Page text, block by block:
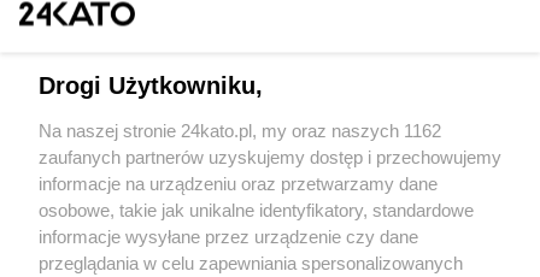
Wydawca mediów lokalnych
Drogi Użytkowniku,
Na naszej stronie 24kato.pl, my oraz naszych 1162
zaufanych partnerów uzyskujemy dostęp i przechowujemy
informacje na urządzeniu oraz przetwarzamy dane
osobowe, takie jak unikalne identyfikatory, standardowe
informacje wysyłane przez urządzenie czy dane
przeglądania w celu zapewniania spersonalizowanych